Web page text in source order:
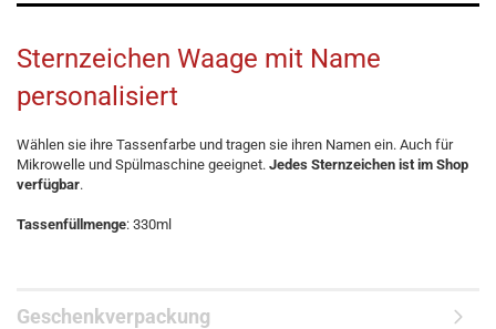
Sternzeichen Waage mit Name
personalisiert
Wählen sie ihre Tassenfarbe und tragen sie ihren Namen ein. Auch für
Mikrowelle und Spülmaschine geeignet. Jedes Sternzeichen ist im Shop
verfügbar.
Tassenfüllmenge: 330ml
Geschenkverpackung